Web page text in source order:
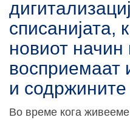
списанијата,
новиот начин
и содржините
Во време кога